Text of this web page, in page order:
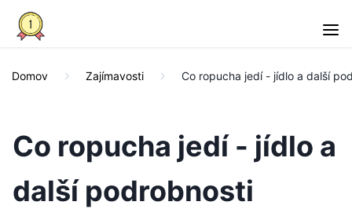
Domov Zajímavosti Co ropucha jedí - jídlo a další
Co ropucha jedí - jídlo a
další podrobnosti